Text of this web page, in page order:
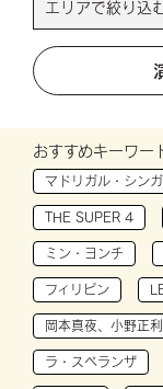
おすすめキーワー
マドリガル・シン
THE SUPER 4
ミン・ヨンチ
フィリピン
岡本真夜、小野正
ラ・スペランザ